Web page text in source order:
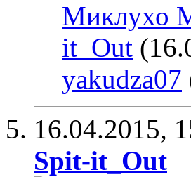
Миклухо
it_Out
yakudza07
16.04.2015,
Spit-it_Out